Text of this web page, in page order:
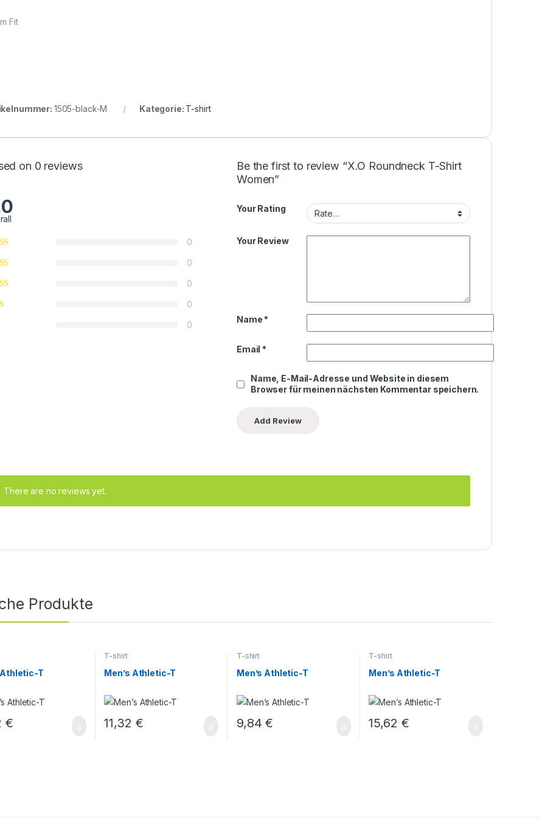
Fit
1505-black-M Kategorie: T-shirt
on 0 reviews
0
0
0
0
0
Be the first to review “X.O Roundneck T-Shirt
Women”
Your Rating
Your Review
Name *
Email *
Name, E-Mail-Adresse und Website in diesem
Browser für meinen nächsten Kommentar speichern.
There are no reviews yet.
Produkte
Athletic-T
€
T-shirt
Men’s Athletic-T
11,32 €
T-shirt
Men’s Athletic-T
9,84€
T-shirt
Men’s Athletic-T
15,62 €